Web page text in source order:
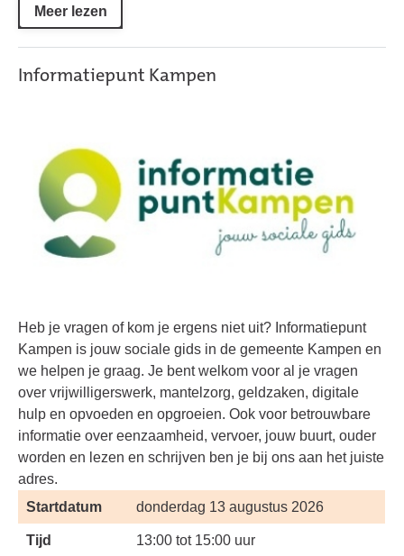
Meer lezen
Informatiepunt Kampen
Heb je vragen of kom je ergens niet uit? Informatiepunt
Kampen is jouw sociale gids in de gemeente Kampen en
we helpen je graag. Je bent welkom voor al je vragen
over vrijwilligerswerk, mantelzorg, geldzaken, digitale
hulp en opvoeden en opgroeien. Ook voor betrouwbare
informatie over eenzaamheid, vervoer, jouw buurt, ouder
worden en lezen en schrijven ben je bij ons aan het juiste
adres.
Startdatum
donderdag 13 augustus 2026
Tijd 13:00 tot 15:00 uur